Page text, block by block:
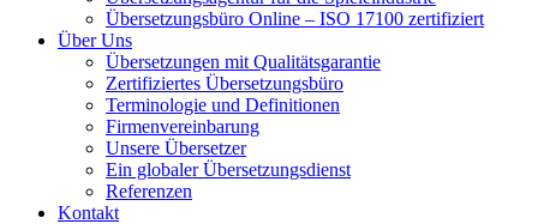
Übersetzungsbüro Online – ISO 17100 zertifiziert
Über Uns
Übersetzungen mit Qualitätsgarantie
Zertifiziertes Übersetzungsbüro
Terminologie und Definitionen
Firmenvereinbarung
Unsere Übersetzer
Ein globaler Übersetzungsdienst
Referenzen
Kontakt